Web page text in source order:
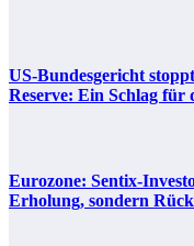
US-Bundesgericht
Reserve: Ein Schlag
Eurozone: Sentix-
Erholung, sondern